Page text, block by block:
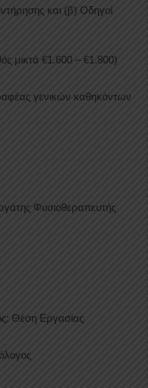
και (β) Οδηγοί
μικτά €1.600 – €1.800)
γενικών καθηκόντων
Φυσιοθεραπευτής
Θέση Εργασίας